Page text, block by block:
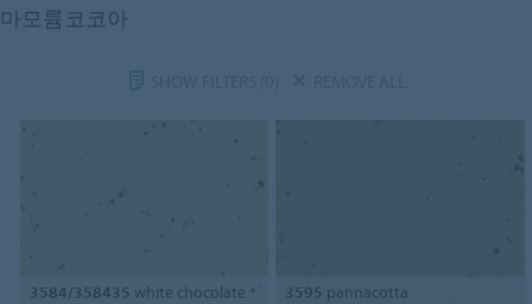
마모륨코코아
3584/358435 white chocolate * 3595 pannacotta